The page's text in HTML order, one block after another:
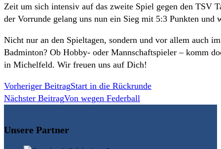
Zeit um sich intensiv auf das zweite Spiel gegen den TSV
der Vorrunde gelang uns nun ein Sieg mit 5:3 Punkten
Nicht nur an den Spieltagen, sondern und vor allem auch
Badminton? Ob Hobby- oder Mannschaftspieler – komm
in Michelfeld. Wir freuen uns auf Dich!
Weitere
Artikel
Vorheriger BeitragStart in die Rückrunde
Nächster BeitragVon wegen Federball
Unsere Partner